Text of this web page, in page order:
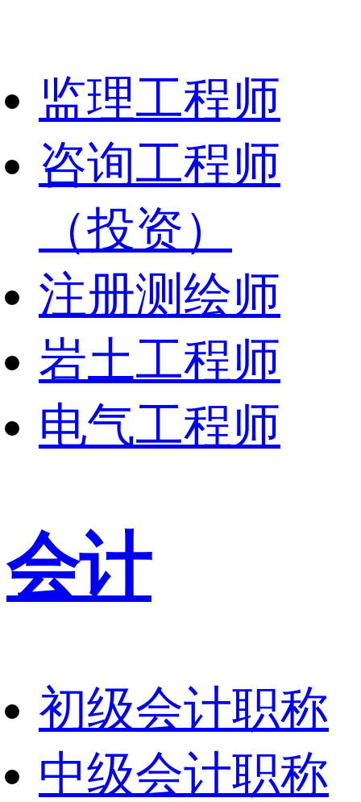
监理工程师
咨询工程师
（投资）
注册测绘师
岩土工程师
电气工程师
会计
初级会计职称
中级会计职称